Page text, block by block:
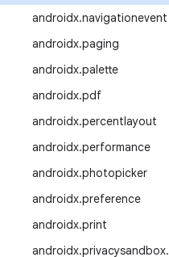
androidx.navigationevent
androidx.paging
androidx.palette
androidx.pdf
androidx.percentlayout
androidx.performance
androidx.photopicker
androidx.preference
androidx.print
androidx.privacysandbox.